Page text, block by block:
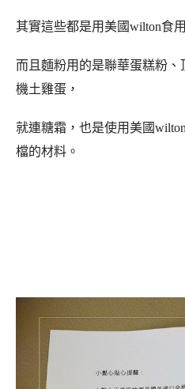
其實這些都是用美國wilton食
而且麵粉用的是聯華蛋糕粉
機土雞蛋，
就連糖霜，也是使用美國
檔的材料。